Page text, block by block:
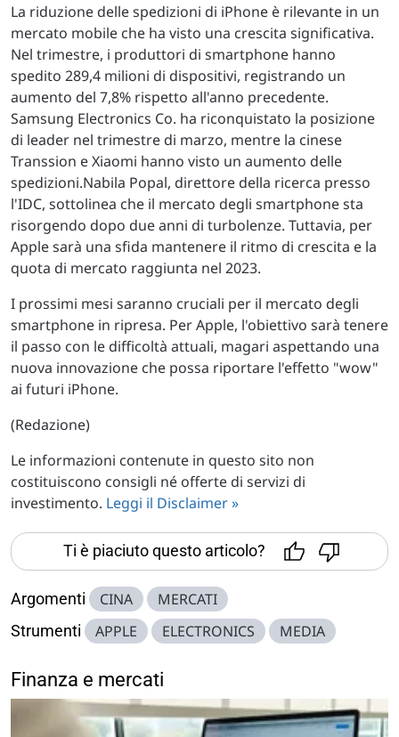
La riduzione delle spedizioni di iPhone è rilevante in un
mercato mobile che ha visto una crescita significativa.
Nel trimestre, i produttori di smartphone hanno
spedito 289,4 milioni di dispositivi, registrando un
aumento del 7,8% rispetto all'anno precedente.
Samsung Electronics Co. ha riconquistato la posizione
di leader nel trimestre di marzo, mentre la cinese
Transsion e Xiaomi hanno visto un aumento delle
spedizioni.Nabila Popal, direttore della ricerca presso
l'IDC, sottolinea che il mercato degli smartphone sta
risorgendo dopo due anni di turbolenze. Tuttavia, per
Apple sarà una sfida mantenere il ritmo di crescita e la
quota di mercato raggiunta nel 2023.
I prossimi mesi saranno cruciali per il mercato degli
smartphone in ripresa. Per Apple, l'obiettivo sarà tenere
il passo con le difficoltà attuali, magari aspettando una
nuova innovazione che possa riportare l'effetto "wow"
ai futuri iPhone.
(Redazione)
Le informazioni contenute in questo sito non
costituiscono consigli né offerte di servizi di
investimento. Leggi il Disclaimer »
Ti è piaciuto questo articolo?
Argomenti CINA MERCATI
Strumenti APPLE ELECTRONICS MEDIA
Finanza e mercati